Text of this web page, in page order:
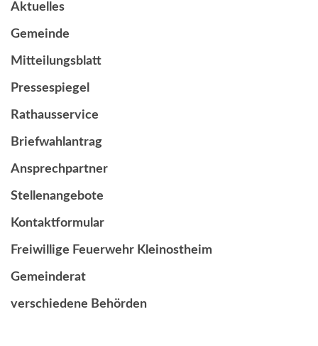
Aktuelles
Gemeinde
Mitteilungsblatt
Pressespiegel
Rathausservice
Briefwahlantrag
Ansprechpartner
Stellenangebote
Kontaktformular
Freiwillige Feuerwehr Kleinostheim
Gemeinderat
verschiedene Behörden